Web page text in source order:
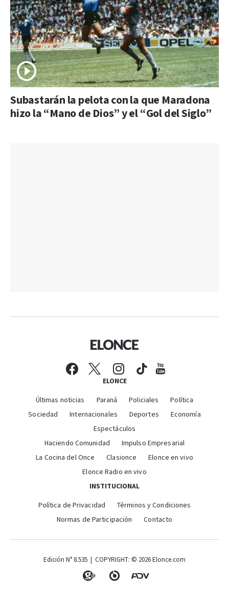
Subastarán la pelota con la que Maradona
hizo la “Mano de Dios” y el “Gol del Siglo”
ELONCE
Últimas noticias Paraná Policiales
Política
Sociedad
Internacionales Deportes
Economía
Espectáculos
Haciendo Comunidad
Impulso Empresarial
La Cocina del Once
Clasionce
Elonce en vivo
Elonce Radio en vivo
INSTITUCIONAL
Política de Privacidad
Términos y Condiciones
Normas de Participación
Contacto
Edición N° 8.535 | COPYRIGHT: © 2026 Elonce.com